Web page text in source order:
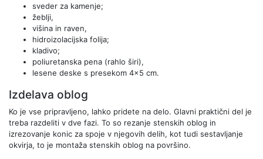
sveder za kamenje;
žeblji,
višina in raven,
hidroizolacijska folija;
kladivo;
poliuretanska pena (rahlo širi),
lesene deske s presekom 4x5 cm.
Izdelava oblog
Ko je vse pripravljeno, lahko pridete na delo. Glavni praktični del je
treba razdeliti v dve fazi. To so rezanje stenskih oblog in
izrezovanje konic za spoje v njegovih delih, kot tudi sestavljanje
okvirja, to je montaža stenskih oblog na površino.